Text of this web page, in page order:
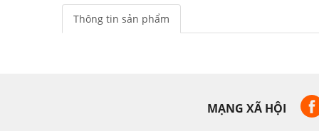
Thông tin sản phẩm
MẠNG XÃ HỘI